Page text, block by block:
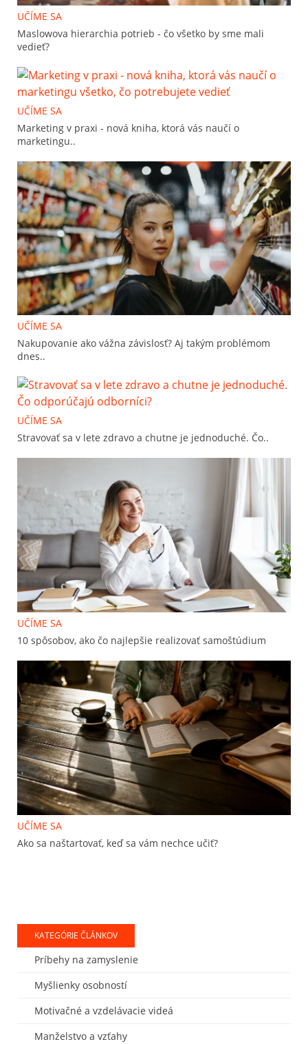
UČÍME SA
Maslowova hierarchia potrieb - čo všetko by sme mali
vedieť?
UČÍME SA
Marketing v praxi - nová kniha, ktorá vás naučí o
marketingu..
UČÍME SA
Nakupovanie ako vážna závislosť? Aj takým problémom
dnes..
UČÍME SA
Stravovať sa v lete zdravo a chutne je jednoduché. Čo..
UČÍME SA
10 spôsobov, ako čo najlepšie realizovať samoštúdium
UČÍME SA
Ako sa naštartovať, keď sa vám nechce učiť?
KATEGÓRIE ČLÁNKOV
Príbehy na zamyslenie
Myšlienky osobností
Motivačné a vzdelávacie videá
Manželstvo a vzťahy